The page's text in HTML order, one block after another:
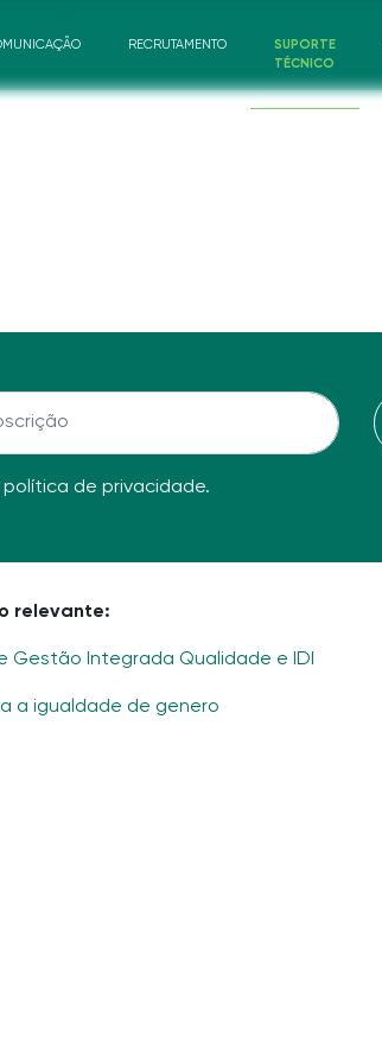
RECRUTAMENTO
SUPORTE
TÉCNICO
política de privacidade.
relevante:
Gestão Integrada Qualidade e IDI
a igualdade de genero